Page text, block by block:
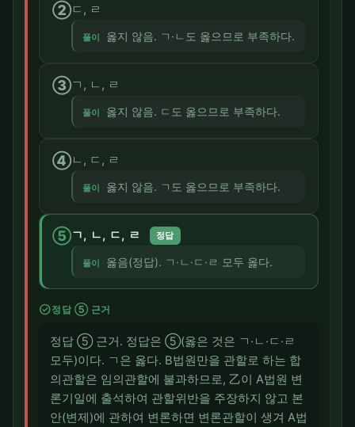
②ㄷ, ㄹ
풀이 옳지 않음. ㄱ·ㄴ도 옳으므로 부족하다.
③ㄱ, ㄴ, ㄹ
풀이 옳지 않음. ㄷ도 옳으므로 부족하다.
④ㄴ, ㄷ, ㄹ
풀이 옳지 않음. ㄱ도 옳으므로 부족하다.
⑤ㄱ, ㄴ, ㄷ, ㄹ 정답
풀이 옳음(정답). ㄱ·ㄴ·ㄷ·ㄹ 모두 옳다.
check_circle정답 ⑤ 근거
정답 ⑤ 근거. 정답은 ⑤(옳은 것은 ㄱ·ㄴ·ㄷ·ㄹ
모두)이다. ㄱ은 옳다. B법원만을 관할로 하는 합
의관할은 임의관할에 불과하므로, 乙이 A법원 변
론기일에 출석하여 관할위반을 주장하지 않고 본
안(변제)에 관하여 변론하면 변론관할이 생겨 A법